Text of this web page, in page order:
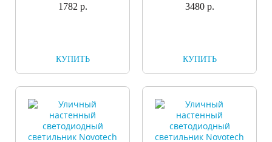
1782 р.
КУПИТЬ
3480 р.
КУПИТЬ